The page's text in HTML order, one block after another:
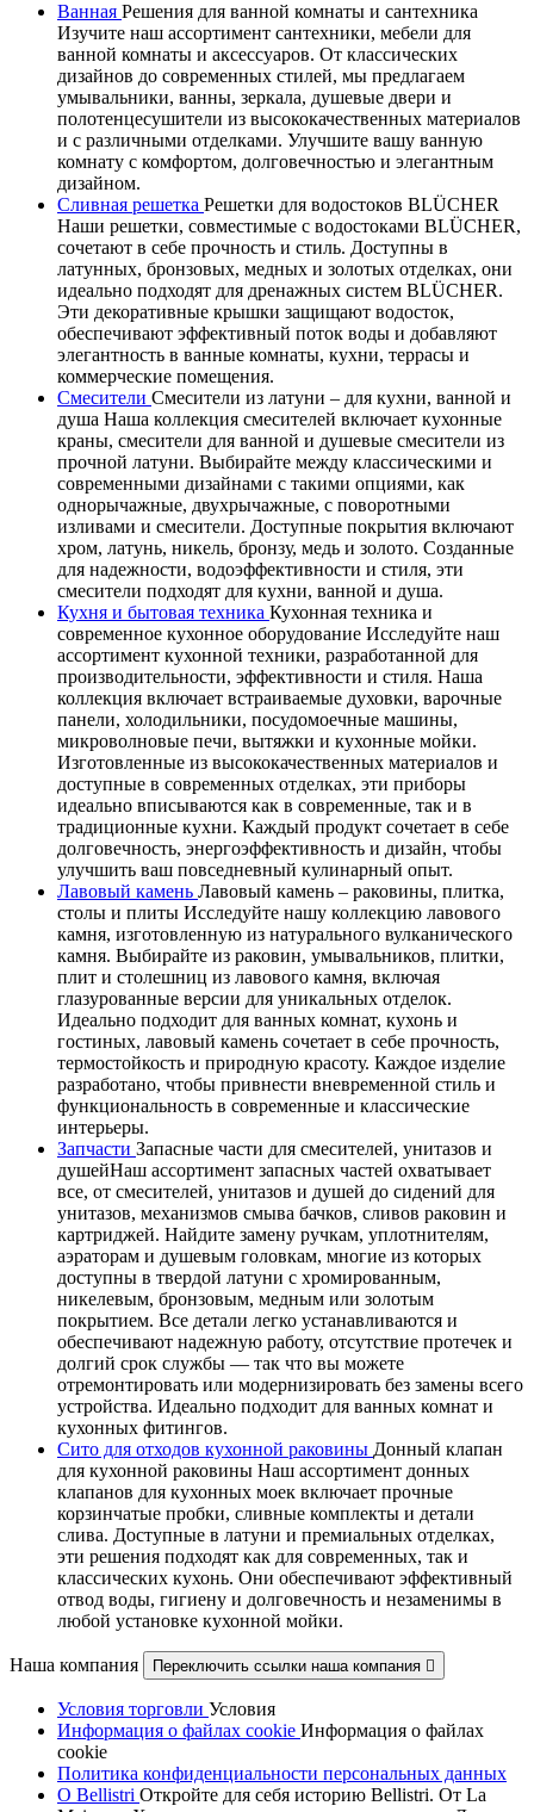
Ванная Решения для ванной комнаты и сантехника
Изучите наш ассортимент сантехники, мебели для
ванной комнаты и аксессуаров. От классических
дизайнов до современных стилей, мы предлагаем
умывальники, ванны, зеркала, душевые двери и
полотенцесушители из высококачественных материалов
и с различными отделками. Улучшите вашу ванную
комнату с комфортом, долговечностью и элегантным
дизайном.
Сливная решетка Решетки для водостоков BLÜCHER
Наши решетки, совместимые с водостоками BLÜCHER,
сочетают в себе прочность и стиль. Доступны в
латунных, бронзовых, медных и золотых отделках, они
идеально подходят для дренажных систем BLÜCHER.
Эти декоративные крышки защищают водосток,
обеспечивают эффективный поток воды и добавляют
элегантность в ванные комнаты, кухни, террасы и
коммерческие помещения.
Смесители Смесители из латуни – для кухни, ванной и
душа Наша коллекция смесителей включает кухонные
краны, смесители для ванной и душевые смесители из
прочной латуни. Выбирайте между классическими и
современными дизайнами с такими опциями, как
однорычажные, двухрычажные, с поворотными
изливами и смесители. Доступные покрытия включают
хром, латунь, никель, бронзу, медь и золото. Созданные
для надежности, водоэффективности и стиля, эти
смесители подходят для кухни, ванной и душа.
Кухня и бытовая техника Кухонная техника и
современное кухонное оборудование Исследуйте наш
ассортимент кухонной техники, разработанной для
производительности, эффективности и стиля. Наша
коллекция включает встраиваемые духовки, варочные
панели, холодильники, посудомоечные машины,
микроволновые печи, вытяжки и кухонные мойки.
Изготовленные из высококачественных материалов и
доступные в современных отделках, эти приборы
идеально вписываются как в современные, так и в
традиционные кухни. Каждый продукт сочетает в себе
долговечность, энергоэффективность и дизайн, чтобы
улучшить ваш повседневный кулинарный опыт.
Лавовый камень Лавовый камень – раковины, плитка,
столы и плиты Исследуйте нашу коллекцию лавового
камня, изготовленную из натурального вулканического
камня. Выбирайте из раковин, умывальников, плитки,
плит и столешниц из лавового камня, включая
глазурованные версии для уникальных отделок.
Идеально подходит для ванных комнат, кухонь и
гостиных, лавовый камень сочетает в себе прочность,
термостойкость и природную красоту. Каждое изделие
разработано, чтобы привнести вневременной стиль и
функциональность в современные и классические
интерьеры.
Запчасти Запасные части для смесителей, унитазов и
душейНаш ассортимент запасных частей охватывает
все, от смесителей, унитазов и душей до сидений для
унитазов, механизмов смыва бачков, сливов раковин и
картриджей. Найдите замену ручкам, уплотнителям,
аэраторам и душевым головкам, многие из которых
доступны в твердой латуни с хромированным,
никелевым, бронзовым, медным или золотым
покрытием. Все детали легко устанавливаются и
обеспечивают надежную работу, отсутствие протечек и
долгий срок службы — так что вы можете
отремонтировать или модернизировать без замены всего
устройства. Идеально подходит для ванных комнат и
кухонных фитингов.
Сито для отходов кухонной раковины Донный клапан
для кухонной раковины Наш ассортимент донных
клапанов для кухонных моек включает прочные
корзинчатые пробки, сливные комплекты и детали
слива. Доступные в латуни и премиальных отделках,
эти решения подходят как для современных, так и
классических кухонь. Они обеспечивают эффективный
отвод воды, гигиену и долговечность и незаменимы в
любой установке кухонной мойки.
Наша компания Переключить ссылки наша компания 
Условия торговли Условия
Информация о файлах cookie Информация о файлах
cookie
Политика конфиденциальности персональных данных
О Bellistri Откройте для себя историю Bellistri. От La